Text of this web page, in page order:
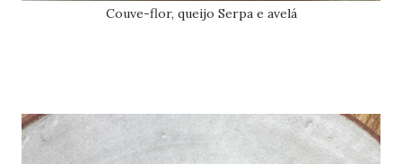
Couve-flor, queijo Serpa e avelá